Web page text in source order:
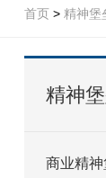
首页> 精神堡
精神
商业精神